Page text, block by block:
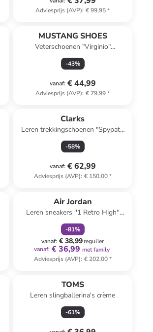
Adviesprijs (AVP): € 99,95*
MUSTANG SHOES
Veterschoenen "Virginio"
donkerblauw
-43%
vanaf: € 44,99
Adviesprijs (AVP): € 79,99*
Clarks
Leren trekkingschoenen "Spypath
Lo GTX" zwart
-58%
vanaf: € 62,99
Adviesprijs (AVP): € 150,00*
Air Jordan
Leren sneakers ''1 Retro High''
geel/blauw
-81%
vanaf: € 38,99regulier
vanaf: € 36,99 met family
Adviesprijs (AVP): € 202,00*
TOMS
Leren slingballerina's crème
-61%